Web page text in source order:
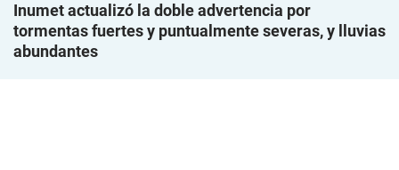
Inumet actualizó la doble advertencia por
tormentas fuertes y puntualmente severas, y lluvias
abundantes